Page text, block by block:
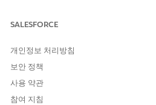
SALESFORCE
개인정보 처리방침
보안 정책
사용 약관
참여 지침